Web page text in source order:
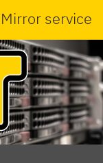
Mirror service